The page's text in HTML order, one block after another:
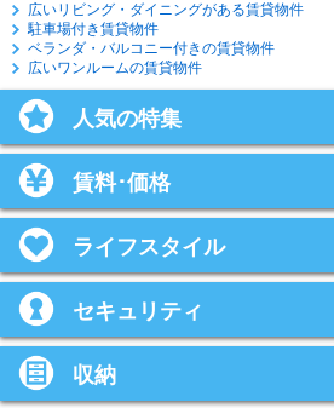
広いリビング・ダイニングがある賃貸物件
駐車場付き賃貸物件
ベランダ・バルコニー付きの賃貸物件
広いワンルームの賃貸物件
人気の特集
賃料･価格
ライフスタイル
セキュリティ
収納